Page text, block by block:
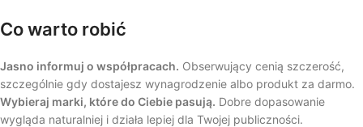
Co warto robić
Jasno informuj o współpracach. Obserwujący cenią szczerość,
szczególnie gdy dostajesz wynagrodzenie albo produkt za darmo.
Wybieraj marki, które do Ciebie pasują. Dobre dopasowanie
wygląda naturalniej i działa lepiej dla Twojej publiczności.